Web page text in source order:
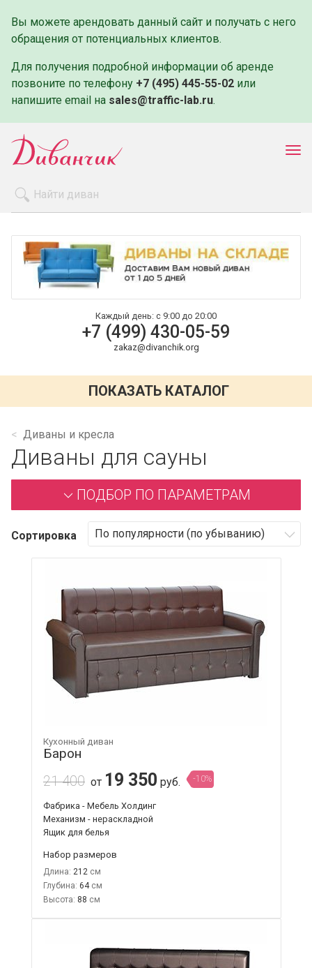
Вы можете арендовать данный сайт и получать с него
обращения от потенциальных клиентов.
Для получения подробной информации об аренде
позвоните по телефону +7 (495) 445-55-02 или
напишите email на sales@traffic-lab.ru.
Оплата и доставка
Контакты
Каждый день: с 9:00 до 20:00
+7 (499) 430-05-59
zakaz@divanchik.org
ПОКАЗАТЬ КАТАЛОГ
Диваны и кресла
Диваны для сауны
ПОДБОР ПО ПАРАМЕТРАМ
Сортировка
Кухонный диван
Барон
21 400 от 19 350 руб. -10%
Фабрика - Мебель Холдинг
Механизм - нераскладной
Ящик для белья
Набор размеров
Длина: 212
Глубина: 64
Высота: 88